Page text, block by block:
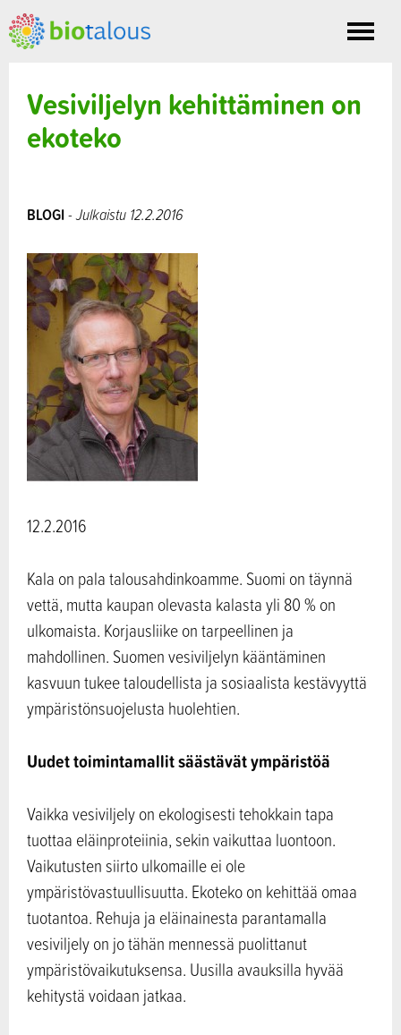
Toggle
Vesiviljelyn kehittäminen on
ekoteko
BLOGI- Julkaistu 12.2.2016
12.2.2016
Kala on pala talousahdinkoamme. Suomi on täynnä
vettä, mutta kaupan olevasta kalasta yli 80 % on
ulkomaista. Korjausliike on tarpeellinen ja
mahdollinen. Suomen vesiviljelyn kääntäminen
kasvuun tukee taloudellista ja sosiaalista kestävyyttä
ympäristönsuojelusta huolehtien.
Uudet toimintamallit säästävät ympäristöä
Vaikka vesiviljely on ekologisesti tehokkain tapa
tuottaa eläinproteiinia, sekin vaikuttaa luontoon.
Vaikutusten siirto ulkomaille ei ole
ympäristövastuullisuutta. Ekoteko on kehittää omaa
tuotantoa. Rehuja ja eläinainesta parantamalla
vesiviljely on jo tähän mennessä puolittanut
ympäristövaikutuksensa. Uusilla avauksilla hyvää
kehitystä voidaan jatkaa.